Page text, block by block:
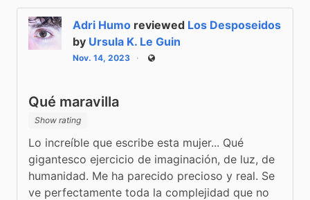
Adri Humo reviewed Los Desposeidos
by Ursula K. Le Guin
Nov. 14, 2023 Public
Qué maravilla
Show rating
Lo increíble que escribe esta mujer... Qué
gigantesco ejercicio de imaginación, de luz, de
humanidad. Me ha parecido precioso y real. Se
ve perfectamente toda la complejidad que no